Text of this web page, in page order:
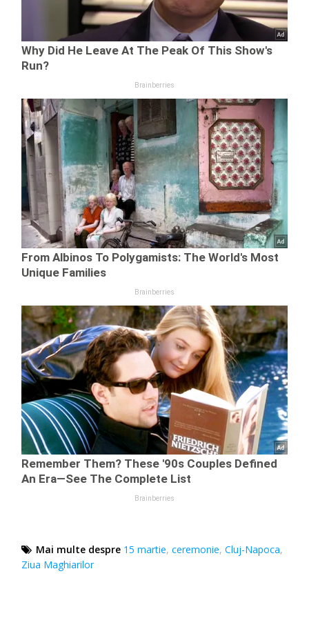
Mai multe despre 15 martie,ceremonie,Cluj-Napoca,
Ziua Maghiarilor